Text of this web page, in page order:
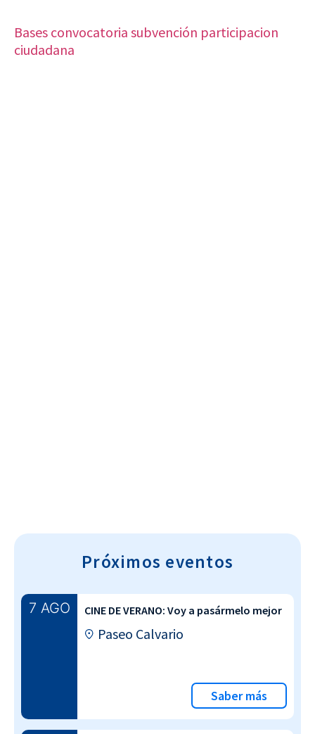
Bases convocatoria subvención participacion
ciudadana
Próximos eventos
7 AGO CINE DE VERANO: Voy a pasármelo mejor
Paseo Calvario
Saber más